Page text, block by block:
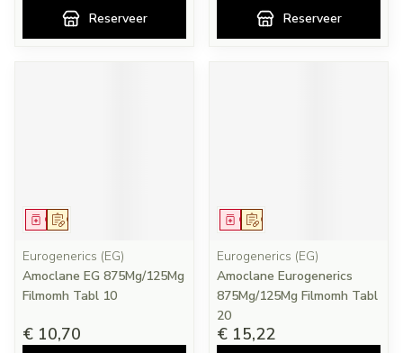
Reserveer Reserveer
Op voorschrift
Geneesmiddel
Eurogenerics (EG)
Amoclane EG 875Mg/125Mg
Filmomh Tabl 10
€ 10,70
Op voorschrift
Geneesmiddel
Eurogenerics (EG)
Amoclane Eurogenerics
875Mg/125Mg Filmomh Tabl
20
€ 15,22